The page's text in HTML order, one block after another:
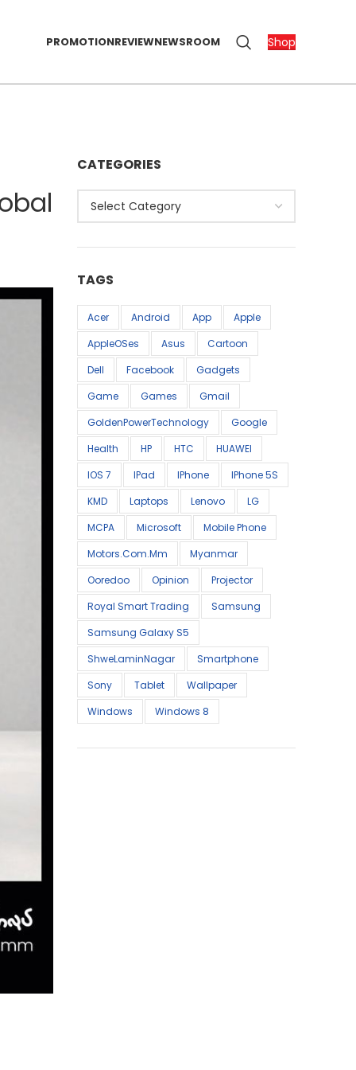
PROMOTIONREVIEWNEWSROOM Shop
CATEGORIES
Categories
TAGS
Acer Android App
Apple
AppleOSes
Asus
Cartoon
Dell
Facebook
Gadgets
Game
Games
Gmail
GoldenPowerTechnology
Google
Health
HP HTC
HUAWEI
IOS 7
IPad IPhone
IPhone 5S
KMD
Laptops Lenovo
LG
MCPA
Microsoft
Mobile Phone
Motors.com.mm
Myanmar
Ooredoo
Opinion
Projector
Royal Smart Trading
Samsung
Samsung Galaxy S5
ShweLaminNagar
Smartphone
Sony
Tablet
Wallpaper
Windows
Windows 8